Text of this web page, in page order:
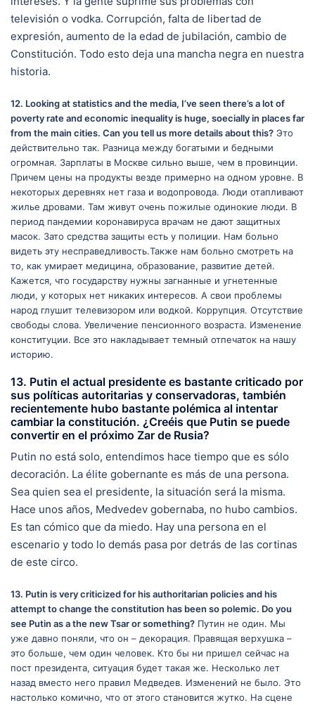
televisión o vodka. Corrupción, falta de libertad de
expresión, aumento de la edad de jubilación, cambio de
Constitución. Todo esto deja una mancha negra en nuestra
historia.
12. Looking at statistics and the media, I’ve seen there’s a lot of
poverty rate and economic inequality is huge, soecially in places far
from the main cities. Can you tell us more details about this? Это
действительно так. Разница между богатыми и бедными
огромная. Зарплаты в Москве сильно выше, чем в провинции.
Причем цены на продукты везде примерно на одном уровне. В
некоторых деревнях нет газа и водопровода. Люди отапливают
жилье дровами. Там живут очень пожилые одинокие люди. В
период пандемии коронавируса врачам не дают защитных
масок. Зато средства защиты есть у полиции. Нам больно
видеть эту несправедливость.Также нам больно смотреть на
то, как умирает медицина, образование, развитие детей.
Кажется, что государству нужны загнанные и угнетенные
люди, у которых нет никаких интересов. А свои проблемы
народ глушит телевизором или водкой. Коррупция. Отсутствие
свободы слова. Увеличение пенсионного возраста. Изменение
конституции. Все это накладывает темный отпечаток на нашу
историю.
13. Putin el actual presidente es bastante criticado por
sus políticas autoritarias y conservadoras, también
recientemente hubo bastante polémica al intentar
cambiar la constitución. ¿Creéis que Putin se puede
convertir en el próximo Zar de Rusia?
Putin no está solo, entendimos hace tiempo que es sólo
decoración. La élite gobernante es más de una persona.
Sea quien sea el presidente, la situación será la misma.
Hace unos años, Medvedev gobernaba, no hubo cambios.
Es tan cómico que da miedo. Hay una persona en el
escenario y todo lo demás pasa por detrás de las cortinas
de este circo.
13. Putin is very criticized for his authoritarian policies and his
attempt to change the constitution has been so polemic. Do you
see Putin as a the new Tsar or something? Путин не один. Мы
уже давно поняли, что он – декорация. Правящая верхушка –
это больше, чем один человек. Кто бы ни пришел сейчас на
пост президента, ситуация будет такая же. Несколько лет
назад вместо него правил Медведев. Изменений не было. Это
настолько комично, что от этого становится жутко. На сцене